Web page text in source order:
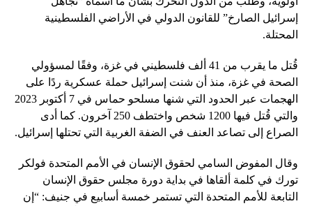
إسرائيل الصارخ” للقانون الدولي في الأراضي الفلسطينية
المحتلة.
قُتل ما يقرب من 41 ألف فلسطيني في غزة، وفقًا لمسؤولي
الصحة في غزة، منذ أن شنت إسرائيل حملة عسكرية ردًا على
الهجمات عبر الحدود التي شنها مسلحو حماس في 7 أكتوبر 2023
والتي قُتل فيها 1200 شخص واختطف 250 آخرون. كما أدى
الصراع إلى تصاعد العنف في الضفة الغربية التي تحتلها إسرائيل.
وقال المفوض السامي لحقوق الإنسان في الأمم المتحدة فولكر
تورك في كلمة ألقاها في بداية دورة مجلس حقوق الإنسان
التابعة للأمم المتحدة التي تستمر خمسة أسابيع في جنيف: “إن